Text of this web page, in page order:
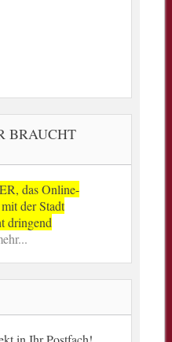
BRAUCHT
das Online-
der Stadt
dringend